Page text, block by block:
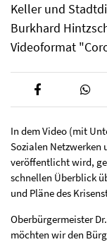
Keller und
Burkhard
Videoformat
In dem Video (mit
Sozialen Netzwerken
veröffentlicht wird,
schnellen Überblick
und Pläne des
Oberbürgermeister
möchten wir den